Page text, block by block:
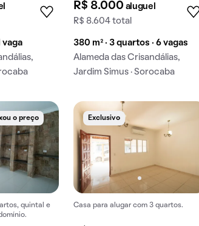
vaga
R$ 8.000 aluguel
R$ 8.604 total
380 m² · 3 quartos · 6 vagas
Alameda das Crisandálias,
Jardim Simus · Sorocaba
o preço
quintal e
Exclusivo
Casa para alugar com 3 quartos.